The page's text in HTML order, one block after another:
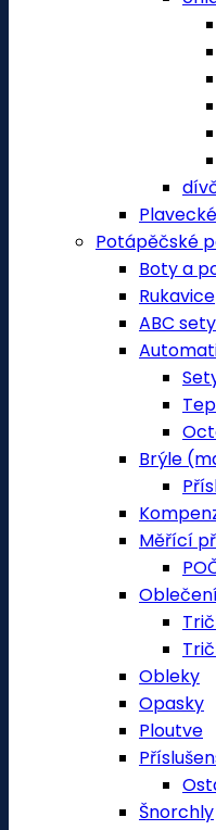
Potápěčské
Boty a
Rukavice
ABC
Brýle
Měřící
Obleky
Opasky
Ploutve
Šnorchly